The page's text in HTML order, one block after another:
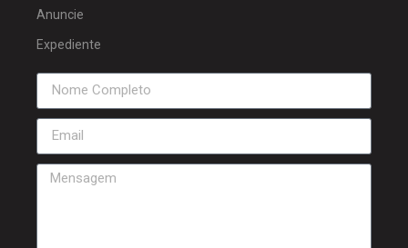
Anuncie
Expediente